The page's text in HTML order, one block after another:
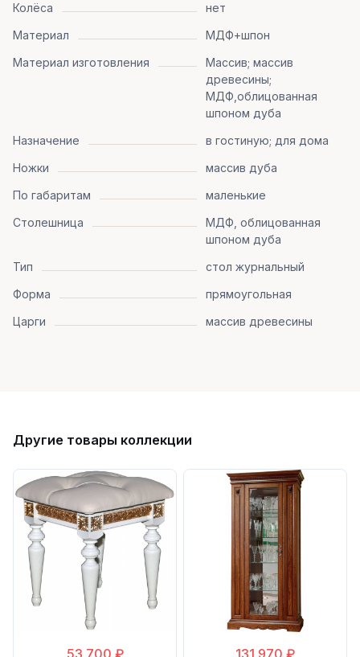
Колёса
нет
Материал
МДФ+шпон
Материал изготовления
Массив; массив
древесины;
МДФ,облицованная
шпоном дуба
Назначение
в гостиную; для дома
Ножки
массив дуба
По габаритам
маленькие
Столешница
МДФ, облицованная
шпоном дуба
Тип
стол журнальный
Форма
прямоугольная
Царги
массив древесины
Другие товары коллекции